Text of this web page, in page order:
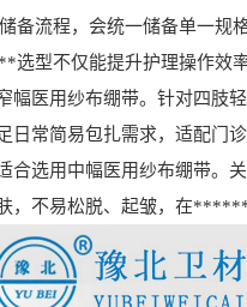
程，会统一储备单一规格
型不仅能提升护理操作效
医用纱布绷带。针对四肢
日常简易包扎需求，适配门诊
选用中幅医用纱布绷带。
，不易松脱、起皱，在